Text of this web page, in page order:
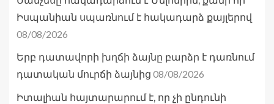
Իսպանիան սպառնում է հակադարձ քայլերով
08/08/2026
Երբ դատավորի խղճի ձայնը բարձր է դառնում
դատական մուրճի ձայնից 08/08/2026
Իտալիան հայտարարում է, որ չի ընդունի